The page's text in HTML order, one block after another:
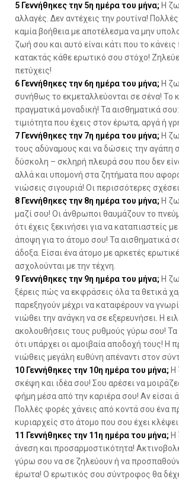
5 Γεννήθηκες την 5η ημέρα του μήνα; Η
αλλαγές. Δεν αντέχεις την ρουτίνα!
καμία βοήθεια με αποτέλεσμα να μην
ζωή σου και αυτό είναι κάτι που το
κατακτάς κάθε ερωτικό σου στόχο!
πετύχεις!
6 Γεννήθηκες την 6η ημέρα του μήνα; Η
συνήθως το εκμεταλλεύονται σε σένα! Το
πραγματικά μοναδική! Τα αισθηματικά
τιμιότητα που έχεις στον έρωτα, αργά ή
7 Γεννήθηκες την 7η ημέρα του μήνα; Η
τους αδύναμους και να δώσεις την αγάπη
δύσκολη – σκληρή πλευρά σου που δεν
αλλά και υπομονή στα ζητήματα που
νιώσεις σιγουριά! Οι περισσότερες
8 Γεννήθηκες την 8η ημέρα του μήνα; Η
μαζί σου! Οι άνθρωποι θαυμάζουν το
ότι έχεις ξεκινήσει για να
άποψη για το άτομο σου! Τα αισθηματικά
άδοξα. Είσαι ένα άτομο με αρκετές
ασχολούνται με την τέχνη.
9 Γεννήθηκες την 9η ημέρα του μήνα; Η
ξέρεις πώς να εκφράσεις όλα τα θετικά
παρεξηγούν μέχρι να καταφέρουν να
νιώθει την ανάγκη να σε εξερευνήσει. Η
ακολουθήσεις τους ρυθμούς γύρω σου! Τα
ότι υπάρχει οι αμοιβαία αποδοχή τους! Η
νιώθεις μεγάλη ευθύνη απέναντι στον
10 Γεννήθηκες την 10η ημέρα του μήνα; Η
σκέψη και ιδέα σου! Σου αρέσει να
φήμη μέσα από την καριέρα σου! Αν είσαι
Πολλές φορές χάνεις από κοντά σου ένα
κυριαρχείς στο άτομο που σου έχει
11 Γεννήθηκες την 11η ημέρα του μήνα; Η
άνεση και προσαρμοστικότητα!
γύρω σου να σε ζηλεύουν ή να
έρωτα! Ο ερωτικός σου σύντροφος θα